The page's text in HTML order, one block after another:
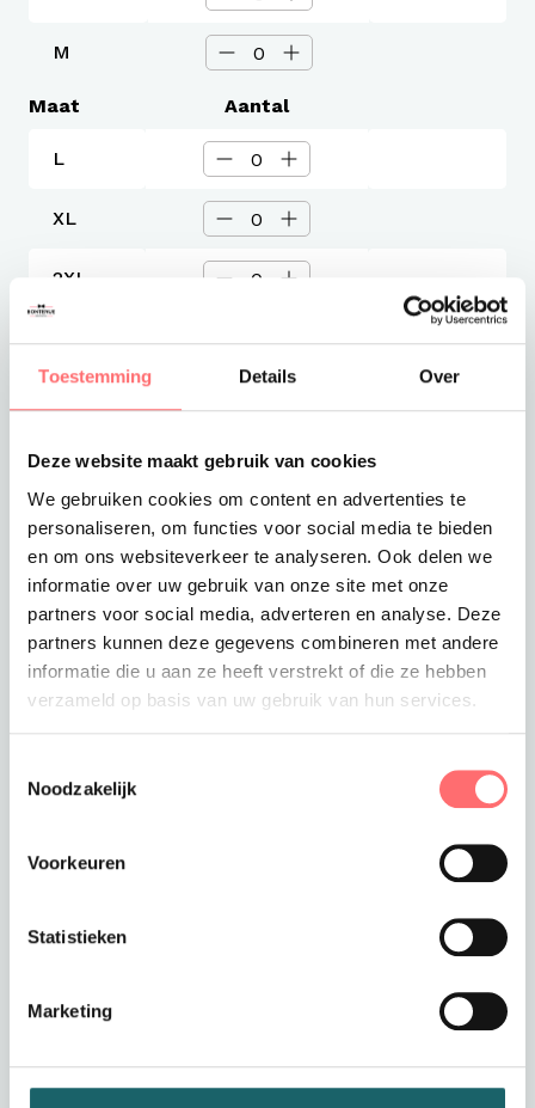
Toestemming Details Over
Deze website maakt gebruik van cookies
We gebruiken cookies om content en advertenties te
personaliseren, om functies voor social media te bieden
en om ons websiteverkeer te analyseren. Ook delen we
informatie over uw gebruik van onze site met onze
partners voor social media, adverteren en analyse. Deze
partners kunnen deze gegevens combineren met andere
informatie die u aan ze heeft verstrekt of die ze hebben
verzameld op basis van uw gebruik van hun services.
Noodzakelijk
Voorkeuren
Statistieken
Marketing
M
Maat Aantal
L
XL
2XL
3XL
Levertijd
Verzendkosten
Totaalprijs
€108,00
Toevoegen aan winkelwagen
Wil je een offerte of sample aanvragen.
Stop dit product dan in je winkelmandje en
Productinformatie